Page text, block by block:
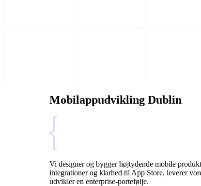
Mobilappudvikling Dublin
Vi designer og bygger højtydende mobile
integrationer og klarhed til App Store, leverer
udvikler en enterprise-portefølje.